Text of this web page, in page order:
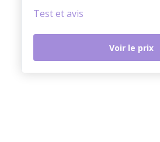
Test et avis
Voir le prix